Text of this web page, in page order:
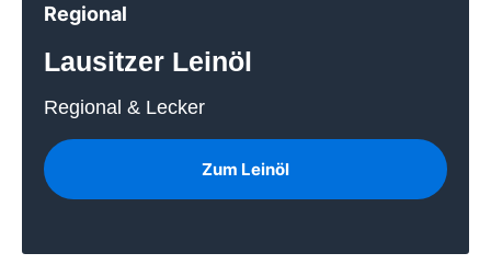
Regional
Lausitzer Leinöl
Regional & Lecker
Zum Leinöl